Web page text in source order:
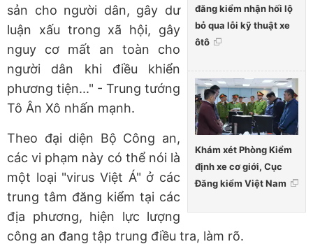
đăng kiểm nhận hối lộ
bỏ qua lỗi kỹ thuật xe
ôtô
Khám xét Phòng Kiểm
định xe cơ giới, Cục
Đăng kiểm Việt Nam
sản cho người dân, gây dư
luận xấu trong xã hội, gây
nguy cơ mất an toàn cho
người dân khi điều khiển
phương tiện..." - Trung tướng
Tô Ân Xô nhấn mạnh.
Theo đại diện Bộ Công an,
các vi phạm này có thể nói là
một loại "virus Việt Á" ở các
trung tâm đăng kiểm tại các
địa phương, hiện lực lượng
công an đang tập trung điều tra, làm rõ.